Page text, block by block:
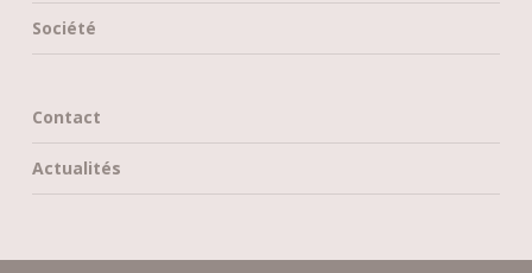
Société
Contact
Actualités